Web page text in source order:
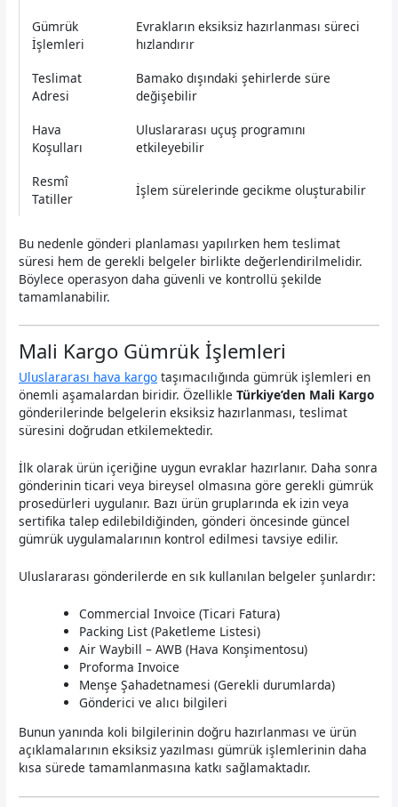
Gümrük
İşlemleri
Evrakların eksiksiz hazırlanması süreci
hızlandırır
Teslimat
Adresi
Bamako dışındaki şehirlerde süre
değişebilir
Hava
Koşulları
Uluslararası uçuş programını
etkileyebilir
Resmî
Tatiller
İşlem sürelerinde gecikme oluşturabilir
Bu nedenle gönderi planlaması yapılırken hem teslimat
süresi hem de gerekli belgeler birlikte değerlendirilmelidir.
Böylece operasyon daha güvenli ve kontrollü şekilde
tamamlanabilir.
Mali Kargo Gümrük İşlemleri
Uluslararası hava kargo taşımacılığında gümrük işlemleri en
önemli aşamalardan biridir. ÖzellikleTürkiye’den Mali Kargo
gönderilerinde belgelerin eksiksiz hazırlanması, teslimat
süresini doğrudan etkilemektedir.
İlk olarak ürün içeriğine uygun evraklar hazırlanır. Daha sonra
gönderinin ticari veya bireysel olmasına göre gerekli gümrük
prosedürleri uygulanır. Bazı ürün gruplarında ek izin veya
sertifika talep edilebildiğinden, gönderi öncesinde güncel
gümrük uygulamalarının kontrol edilmesi tavsiye edilir.
Uluslararası gönderilerde en sık kullanılan belgeler şunlardır:
Commercial Invoice (Ticari Fatura)
Packing List (Paketleme Listesi)
Air Waybill – AWB (Hava Konşimentosu)
Proforma Invoice
Menşe Şahadetnamesi (Gerekli durumlarda)
Gönderici ve alıcı bilgileri
Bunun yanında koli bilgilerinin doğru hazırlanması ve ürün
açıklamalarının eksiksiz yazılması gümrük işlemlerinin daha
kısa sürede tamamlanmasına katkı sağlamaktadır.